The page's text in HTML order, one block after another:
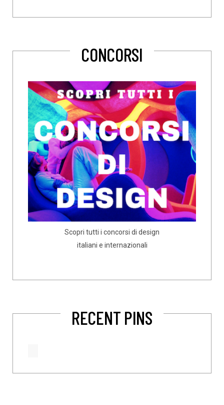
CONCORSI
Scopri tutti i concorsi di design
italiani e internazionali
RECENT PINS